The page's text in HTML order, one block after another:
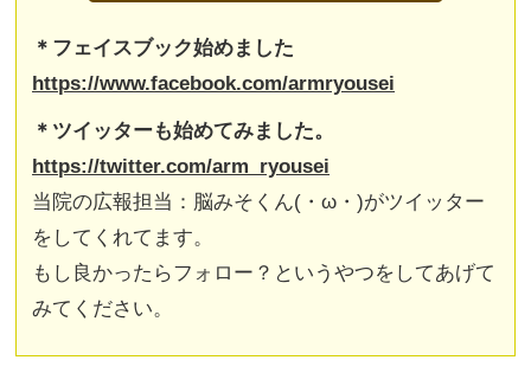
＊フェイスブック始めました
https://www.facebook.com/armryousei
＊ツイッターも始めてみました。
https://twitter.com/arm_ryousei
当院の広報担当：脳みそくん(・ω・)がツイッター
をしてくれてます。
もし良かったらフォロー？というやつをしてあげて
みてください。